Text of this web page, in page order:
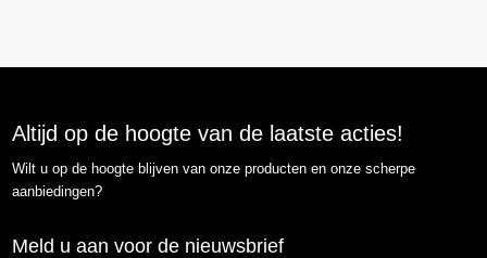
Altijd op de hoogte van de laatste acties!
Wilt u op de hoogte blijven van onze producten en onze scherpe
aanbiedingen?
Meld u aan voor de nieuwsbrief